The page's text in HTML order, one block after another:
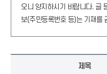
오니 양지하시기 바랍니다. 글
보(주민등록번호 등)는 기재를
제목